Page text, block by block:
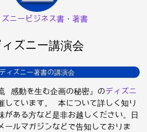
ズニービジネス書・著書
ズニー講演会
ディズニー著書の講演会
感動を生む企画の秘密』のディズニ
しています。 本について詳しく知り
がある方など是非お越しください。日
ールマガジンなどで告知しておりま